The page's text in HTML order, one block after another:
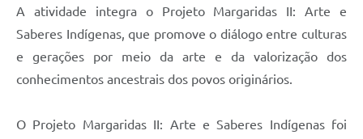
A atividade integra o Projeto Margaridas II: Arte e
Saberes Indígenas, que promove o diálogo entre culturas
e gerações por meio da arte e da valorização dos
conhecimentos ancestrais dos povos originários.
O Projeto Margaridas II: Arte e Saberes Indígenas foi